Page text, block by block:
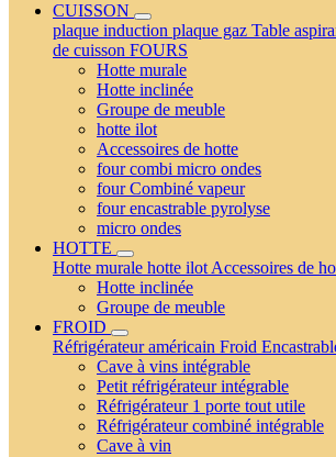
CUISSON
plaque induction plaque gaz Table
de cuisson FOURS
Hotte murale
Hotte inclinée
Groupe de meuble
hotte ilot
Accessoires de hotte
four combi micro ondes
four Combiné vapeur
four encastrable pyrolyse
micro ondes
HOTTE
Hotte murale hotte ilot Accessoires de
Hotte inclinée
Groupe de meuble
FROID
Réfrigérateur américain Froid
Cave à vins intégrable
Petit réfrigérateur intégrable
Réfrigérateur 1 porte tout utile
Réfrigérateur combiné intégrable
Cave à vin